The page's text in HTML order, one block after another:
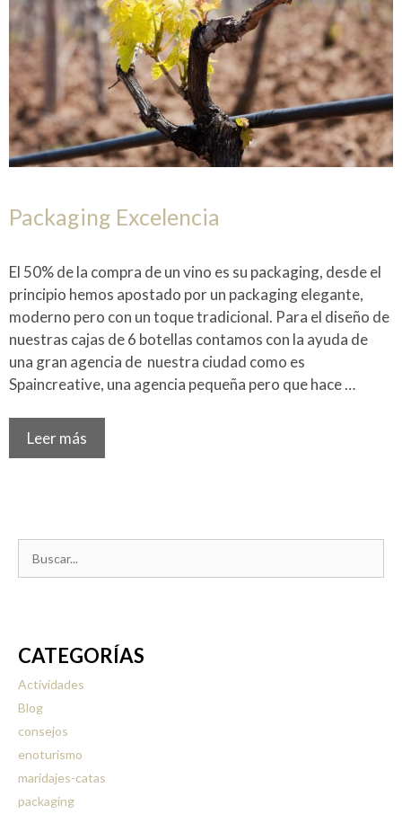
Packaging Excelencia
El 50% de la compra de un vino es su packaging, desde el
principio hemos apostado por un packaging elegante,
moderno pero con un toque tradicional. Para el diseño de
nuestras cajas de 6 botellas contamos con la ayuda de
una gran agencia de nuestra ciudad como es
Spaincreative, una agencia pequeña pero que hace …
Leer más
CATEGORÍAS
Actividades
Blog
consejos
enoturismo
maridajes-catas
packaging